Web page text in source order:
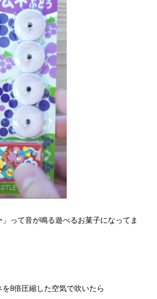
って音が鳴る遊べるお菓子になってま
8倍圧縮した空気で吹いたら